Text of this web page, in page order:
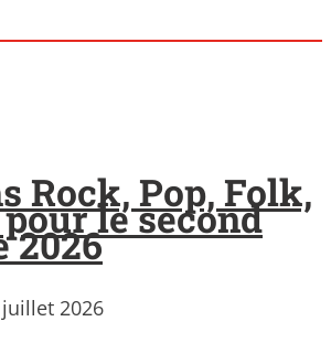
Rock, Pop, Folk,
le second
2026
juillet 2026